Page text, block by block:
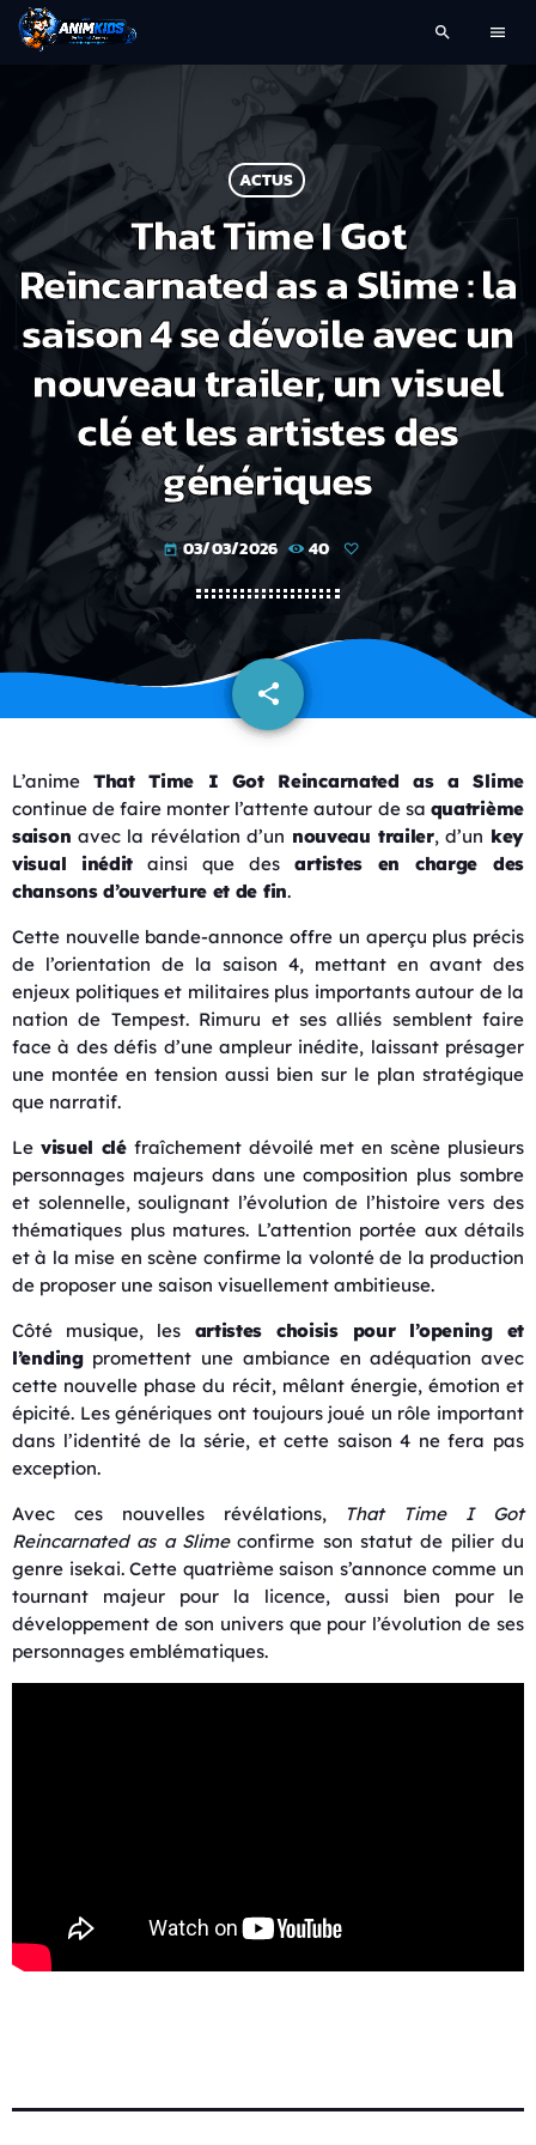
search menu
ACTUS
That Time I Got
Reincarnated as a Slime : la
saison 4 se dévoile avec un
nouveau trailer, un visuel
clé et les artistes des
génériques
today 03/03/2026 40
share
email
L’anime That Time I Got Reincarnated as a Slime
continue de faire monter l’attente autour de sa quatrième
saison avec la révélation d’un nouveau trailer, d’un key
visual inédit ainsi que desartistes en charge des
chansons d’ouverture et de fin.
Cette nouvelle bande-annonce offre un aperçu plus précis
de l’orientation de la saison 4, mettant en avant des
enjeux politiques et militaires plus importants autour de la
nation de Tempest. Rimuru et ses alliés semblent faire
face à des défis d’une ampleur inédite, laissant présager
une montée en tension aussi bien sur le plan stratégique
que narratif.
Le visuel cléfraîchement dévoilé met en scène plusieurs
personnages majeurs dans une composition plus sombre
et solennelle, soulignant l’évolution de l’histoire vers des
thématiques plus matures. L’attention portée aux détails
et à la mise en scène confirme la volonté de la production
de proposer une saison visuellement ambitieuse.
Côté musique, les artistes choisis pour l’opening et
l’endingpromettent une ambiance en adéquation avec
cette nouvelle phase du récit, mêlant énergie, émotion et
épicité. Les génériques ont toujours joué un rôle important
dans l’identité de la série, et cette saison 4 ne fera pas
exception.
Avec ces nouvelles révélations,
That Time I Got
Reincarnated as a Slimeconfirme son statut de pilier du
genre isekai. Cette quatrième saison s’annonce comme un
tournant majeur pour la licence, aussi bien pour le
développement de son univers que pour l’évolution de ses
personnages emblématiques.